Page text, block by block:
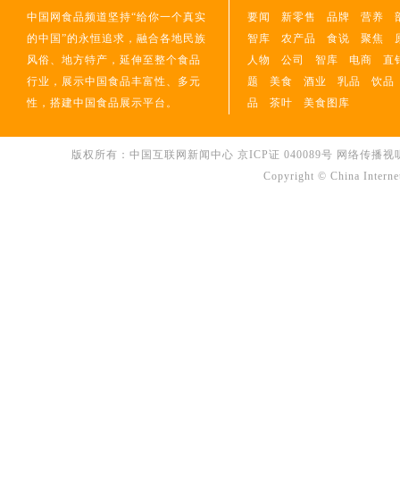
中国网食品频道坚持“给你一个真实
的中国”的永恒追求，融合各地民族
风俗、地方特产，延伸至整个食品
行业，展示中国食品丰富性、多元
性，搭建中国食品展示平台。
要闻 新零售 品牌 营养
智库
农产品 食说 聚焦
人物
公司 智库 电商
直
题
美食 酒业 乳品
饮品
品
茶叶 美食图库
版权所有：中国互联网新闻中心 京ICP证 040089号 网络传播
Copyright © China